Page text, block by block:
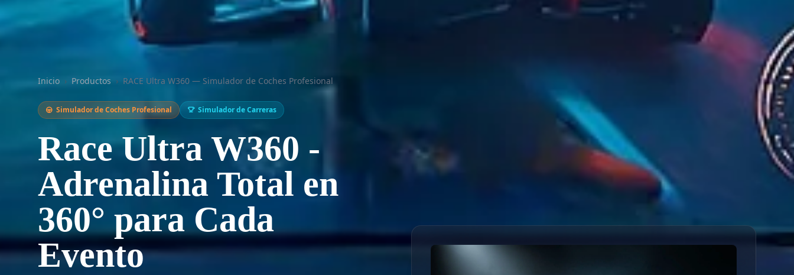
Inicio › Productos › RACE Ultra W360 — Simulador de Coches Profesional
Simulador de Coches Profesional Simulador de Carreras
Race Ultra W360 -
Adrenalina Total en
360° para Cada
Evento